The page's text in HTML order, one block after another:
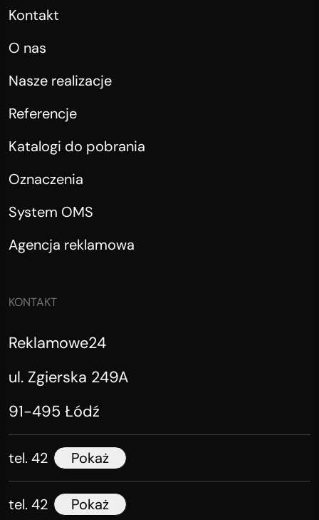
Kontakt
O nas
Nasze realizacje
Referencje
Katalogi do pobrania
Oznaczenia
System OMS
Agencja reklamowa
KONTAKT
Reklamowe24
ul. Zgierska 249A
91-495 Łódź
tel. 42 Pokaż
tel. 42 Pokaż